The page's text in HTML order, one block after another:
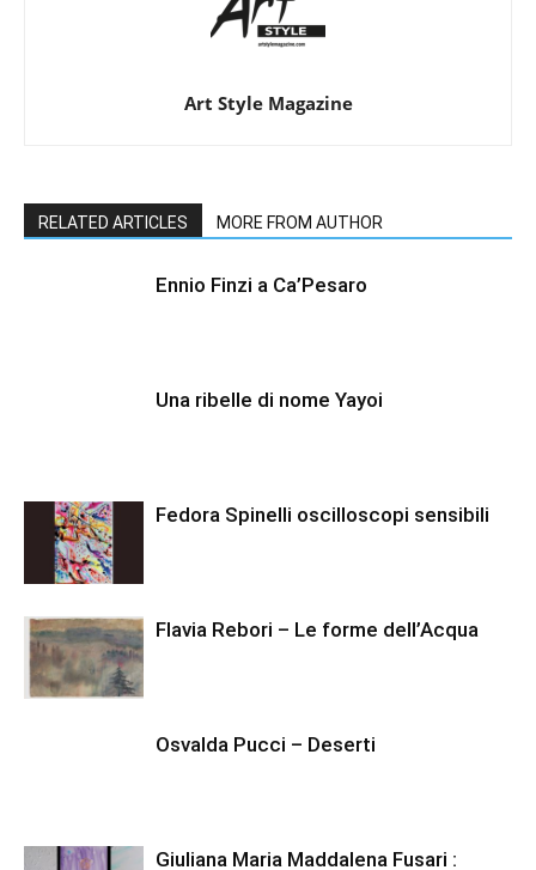
Art Style Magazine
RELATED ARTICLES MORE FROM AUTHOR
Ennio Finzi a Ca’Pesaro
Una ribelle di nome Yayoi
Fedora Spinelli oscilloscopi sensibili
Flavia Rebori – Le forme dell’Acqua
Osvalda Pucci – Deserti
Giuliana Maria Maddalena Fusari :